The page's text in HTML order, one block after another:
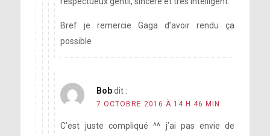
Bref je remercie Gaga d’avoir rendu ça
possible
Bob dit :
7 OCTOBRE 2016 À 14 H 46 MIN
C’est juste compliqué ^^ j’ai pas envie de